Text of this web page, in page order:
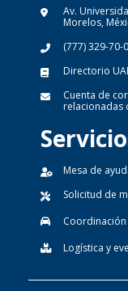
Av.
Morelos,
(777) 329-70-
Directorio
Cuenta de
relacionadas
Mesa de
Solicitud de
Logística y